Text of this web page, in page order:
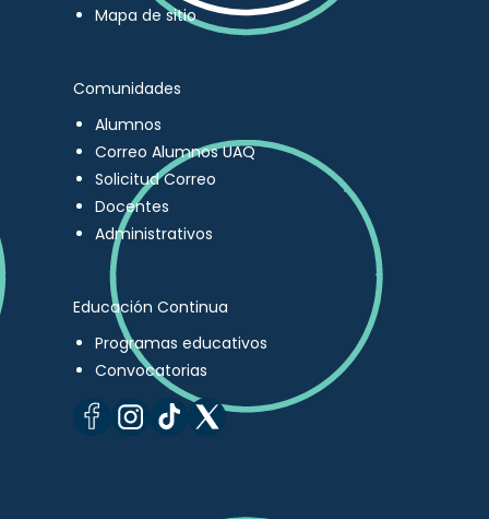
Mapa de sitio
Comunidades
Alumnos
Correo Alumnos UAQ
Solicitud Correo
Docentes
Administrativos
Educación Continua
Programas educativos
Convocatorias